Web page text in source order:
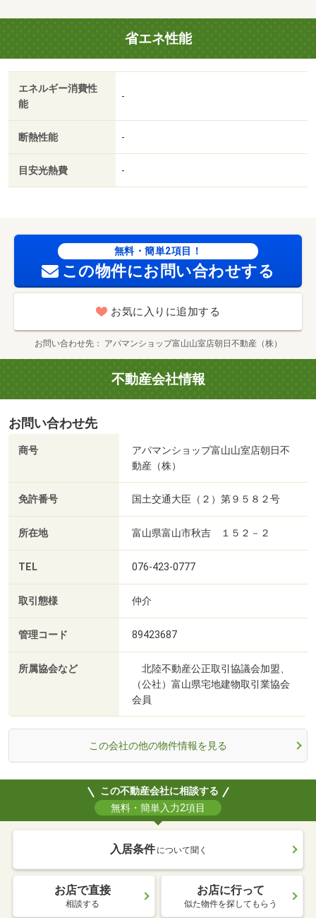
利用可／２駅利用可／駅徒歩１０分以内／都市ガス／敷
金・礼金不要／保証会社利用可／ＩＴ重説 対応物件／西
田地方保育所（幼稚園・保育園）まで２６０ｍ／ＳＥＩＭ
Ｓ（ドラッグストア）まで３３２ｍ／南部中学校（中学
校）まで４２４ｍ／Ｖ－ｄｕｒｇ（ドラッグストア）まで
４６９ｍ／西田地方小学校（小学校）まで５２１ｍ／富山
数:21戸
省エネ性能
エネルギー消費性
能
-
断熱性能 -
目安光熱費 -
無料・簡単2項目！
この物件にお問い合わせする
お気に入りに追加する
お問い合わせ先 アパマンショップ富山山室店朝日不動産（株）
不動産会社情報
お問い合わせ先
商号
アパマンショップ富山山室店朝日不
動産（株）
免許番号 国土交通大臣（２）第９５８２号
所在地 富山県富山市秋吉 １５２－２
TEL 076-423-0777
取引態様 仲介
管理コード 89423687
所属協会など
北陸不動産公正取引協議会加盟、
（公社）富山県宅地建物取引業協会
会員
この会社の他の物件情報を見る
この不動産会社に相談する
無料・簡単入力2項目
入居条件 について聞く
お店で直接
相談する
お店に行って
似た物件を探してもらう